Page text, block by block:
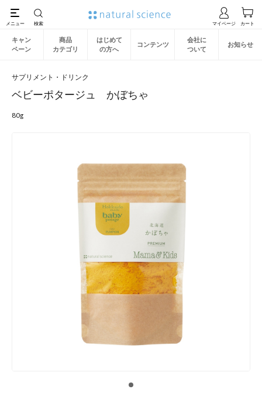
キャン
ペーン
商品
カテゴリ
はじめて
の方へ
コンテンツ
会社に
ついて
お知らせ
サプリメント・ドリンク
ベビーポタージュ かぼちゃ
80g